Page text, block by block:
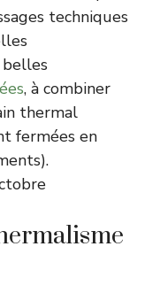
techniques
, à combiner
thermal
fermées en